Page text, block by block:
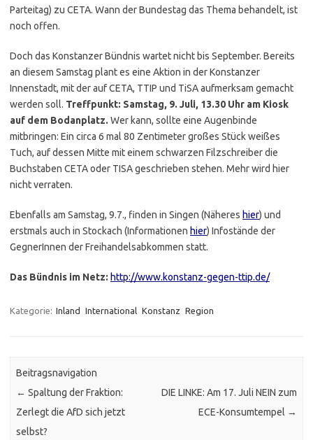
Parteitag) zu CETA. Wann der Bundestag das Thema behandelt, ist
noch offen.
Doch das Konstanzer Bündnis wartet nicht bis September. Bereits
an diesem Samstag plant es eine Aktion in der Konstanzer
Innenstadt, mit der auf CETA, TTIP und TiSA aufmerksam gemacht
werden soll. Treffpunkt: Samstag, 9. Juli, 13.30 Uhr am Kiosk
auf dem Bodanplatz. Wer kann, sollte eine Augenbinde
mitbringen: Ein circa 6 mal 80 Zentimeter großes Stück weißes
Tuch, auf dessen Mitte mit einem schwarzen Filzschreiber die
Buchstaben CETA oder TISA geschrieben stehen. Mehr wird hier
nicht verraten.
Ebenfalls am Samstag, 9.7., finden in Singen (Näheres hier) und
erstmals auch in Stockach (Informationen hier) Infostände der
GegnerInnen der Freihandelsabkommen statt.
Das Bündnis im Netz: http://www.konstanz-gegen-ttip.de/
Kategorie: Inland International Konstanz Region
Beitragsnavigation
← Spaltung der Fraktion:
Zerlegt die AfD sich jetzt
selbst?
DIE LINKE: Am 17. Juli NEIN zum
ECE-Konsumtempel →